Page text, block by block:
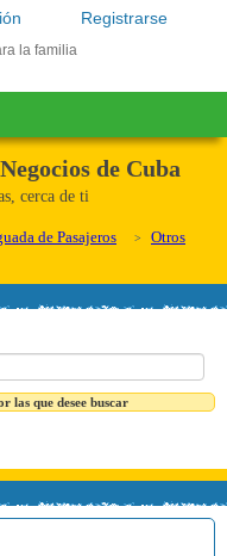
Registrarse
la familia
de Cuba
cerca de ti
de Pasajeros
Otros
las que desee buscar